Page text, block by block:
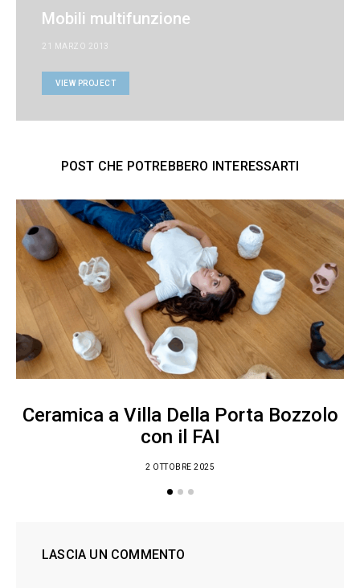
Mobili multifunzione
21 MARZO 2013
VIEW PROJECT
POST CHE POTREBBERO INTERESSARTI
Ceramica a Villa Della Porta Bozzolo
con il FAI
2 OTTOBRE 2025
LASCIA UN COMMENTO